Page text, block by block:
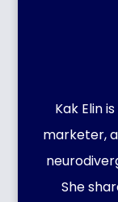
Kak Elin
marketer,
She